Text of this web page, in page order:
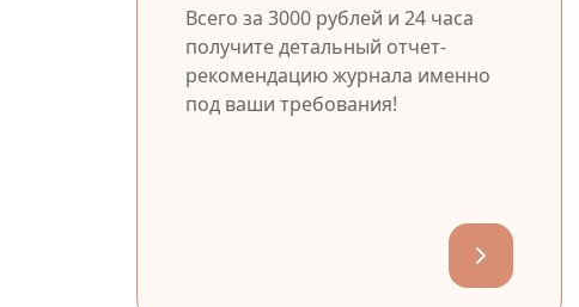
Всего за 3000 рублей и 24 часа
получите детальный отчет-
рекомендацию журнала именно
под ваши требования!